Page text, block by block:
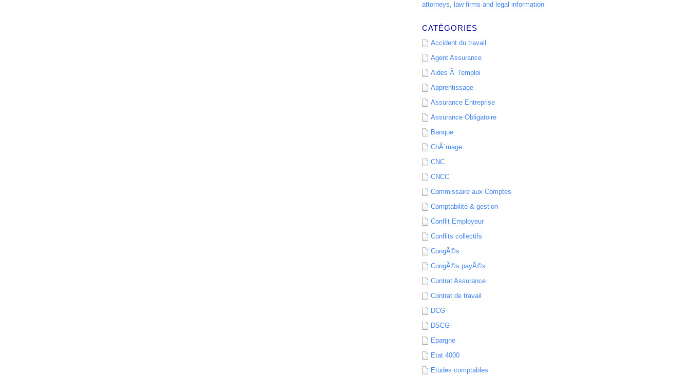
attorneys, law firms and legal information
CATÉGORIES
Accident du travail
Agent Assurance
Aides Ã l'emploi
Apprentissage
Assurance Entreprise
Assurance Obligatoire
Banque
ChÃ´mage
CNC
CNCC
Commissaire aux Comptes
Comptabilité & gestion
Conflit Employeur
Conflits collectifs
CongÃ©s
CongÃ©s payÃ©s
Contrat Assurance
Contrat de travail
DCG
DSCG
Epargne
Etat 4000
Etudes comptables